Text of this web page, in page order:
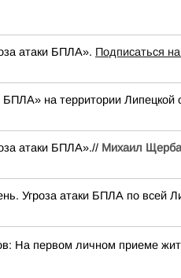
атаки БПЛА». Подписаться
на территории
атаки БПЛА».// Михаил
Угроза атаки БПЛА по всей
На первом личном приеме